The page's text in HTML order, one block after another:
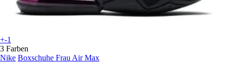
+-1
3 Farben
Nike Boxschuhe Frau Air Max